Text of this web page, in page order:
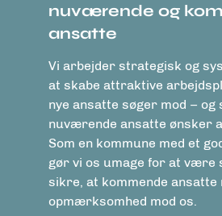
nuværende og
ansatte
Vi arbejder strategisk og
at skabe attraktive
nye ansatte søger mod – og
nuværende ansatte ønsker
Som en kommune med et
gør vi os umage for at være
sikre, at kommende
opmærksomhed mod os.